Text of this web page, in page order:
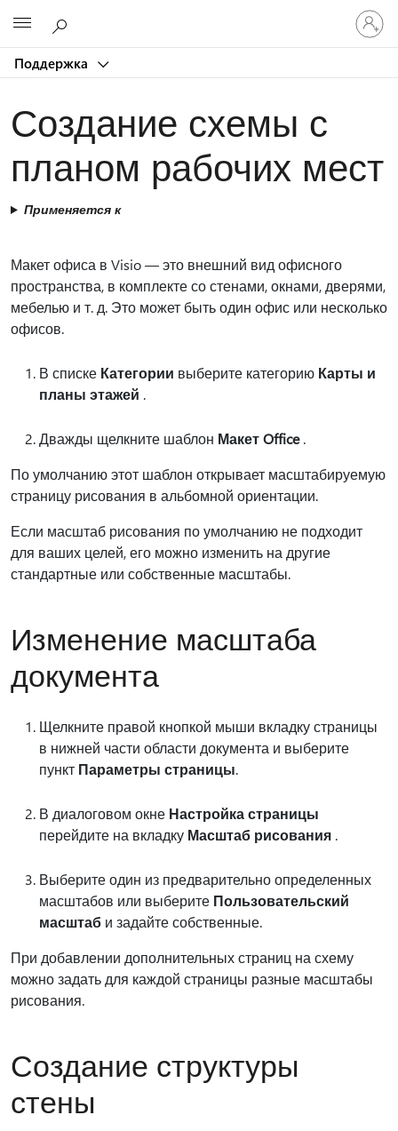
Поддержка
Создание схемы с
планом рабочих мест
Применяется к
Макет офиса в Visio — это внешний вид офисного
пространства, в комплекте со стенами, окнами, дверями,
мебелью и т. д. Это может быть один офис или несколько
офисов.
В списке Категории выберите категорию Карты и
планы этажей .
Дважды щелкните шаблон Макет Office.
По умолчанию этот шаблон открывает масштабируемую
страницу рисования в альбомной ориентации.
Если масштаб рисования по умолчанию не подходит
для ваших целей, его можно изменить на другие
стандартные или собственные масштабы.
Изменение масштаба
документа
Щелкните правой кнопкой мыши вкладку страницы
в нижней части области документа и выберите
пункт Параметры страницы.
В диалоговом окне Настройка страницы
перейдите на вкладку Масштаб рисования .
Выберите один из предварительно определенных
масштабов или выберите Пользовательский
масштаб и задайте собственные.
При добавлении дополнительных страниц на схему
можно задать для каждой страницы разные масштабы
рисования.
Создание структуры
стены